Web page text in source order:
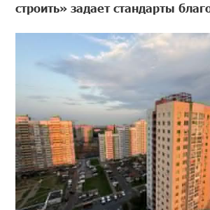
строить» задает стандарты